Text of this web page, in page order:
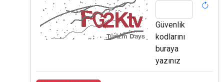
Güvenlik
kodlarını
buraya
yazınız